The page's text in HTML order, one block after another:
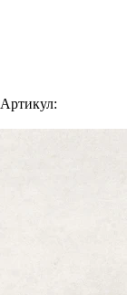
Артикул: